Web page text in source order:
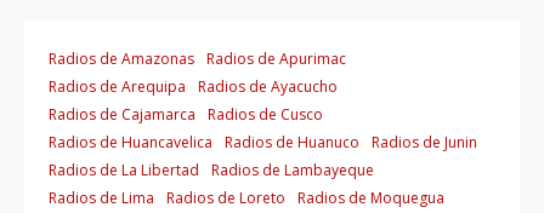
Radios de Amazonas Radios de Apurimac
Radios de Arequipa
Radios de Ayacucho
Radios de Cajamarca
Radios de Cusco
Radios de Huancavelica
Radios de Huanuco
Radios de Junin
Radios de La Libertad
Radios de Lambayeque
Radios de Lima
Radios de Loreto
Radios de Moquegua